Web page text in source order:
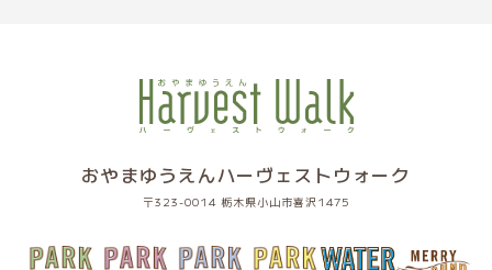
おやまゆうえんハーヴェストウォーク
〒323-0014 栃木県小山市喜沢1475